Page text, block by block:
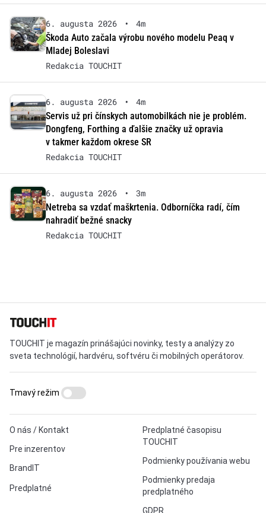
6. augusta 2026 •
4m
Škoda Auto začala výrobu nového modelu Peaq v
Mladej Boleslavi
Redakcia TOUCHIT
6. augusta 2026 •
4m
Servis už pri čínskych automobilkách nie je problém.
Dongfeng, Forthing a ďalšie značky už opravia
v takmer každom okrese SR
Redakcia TOUCHIT
6. augusta 2026 •
3m
Netreba sa vzdať maškrtenia. Odborníčka radí, čím
nahradiť bežné snacky
Redakcia TOUCHIT
TOUCHIT je magazín prinášajúci novinky, testy a analýzy zo
sveta technológií, hardvéru, softvéru či mobilných operátorov.
O nás / Kontakt
Pre inzerentov
BrandIT
Predplatné
Predplatné časopisu
TOUCHIT
Podmienky používania webu
Podmienky predaja
predplatného
GDPR
Tmavý režim